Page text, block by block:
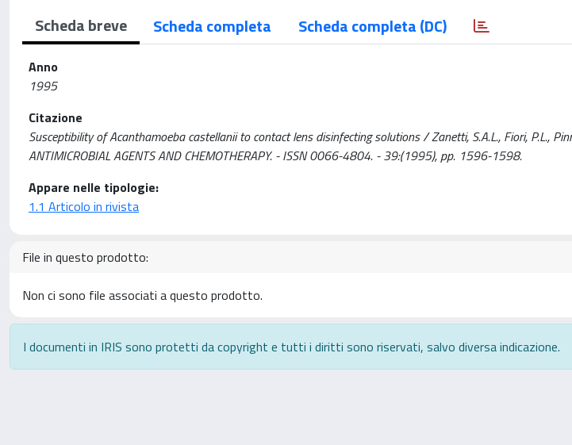
Scheda breve Scheda completa Scheda completa (DC)
Anno
1995
Citazione
Susceptibility of Acanthamoeba castellanii to contact lens disinfecting solutions / Zanetti, S.A.L., Fiori, P.L.,
ANTIMICROBIAL AGENTS AND CHEMOTHERAPY. - ISSN 0066-4804. - 39:(1995), pp. 1596-1598.
Appare nelle tipologie:
1.1 Articolo in rivista
File in questo prodotto:
Non ci sono file associati a questo prodotto.
I documenti in IRIS sono protetti da copyright e tutti i diritti sono riservati, salvo diversa indicazione.